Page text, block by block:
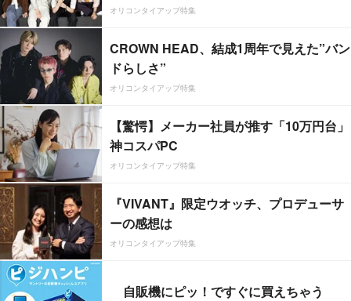
オリコンタイアップ特集
CROWN HEAD、結成1周年で見えた”バン
ドらしさ”
オリコンタイアップ特集
【驚愕】メーカー社員が推す「10万円台」
神コスパPC
オリコンタイアップ特集
『VIVANT』限定ウオッチ、プロデューサ
ーの感想は
オリコンタイアップ特集
自販機にピッ！ですぐに買えちゃう